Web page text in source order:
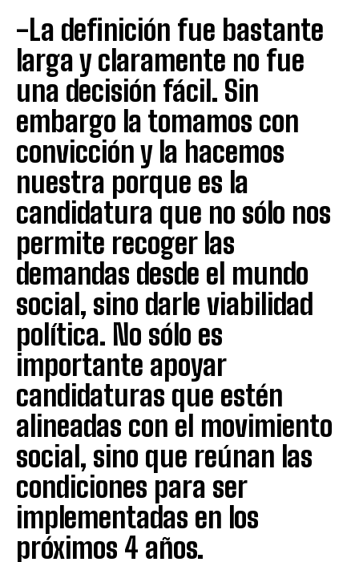
-La definición fue bastante
larga y claramente no fue
una decisión fácil. Sin
embargo la tomamos con
convicción y la hacemos
nuestra porque es la
candidatura que no sólo nos
permite recoger las
demandas desde el mundo
social, sino darle viabilidad
política. No sólo es
importante apoyar
candidaturas que estén
alineadas con el movimiento
social, sino que reúnan las
condiciones para ser
implementadas en los
próximos 4 años.